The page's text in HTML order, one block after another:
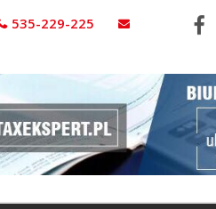
535-229-225